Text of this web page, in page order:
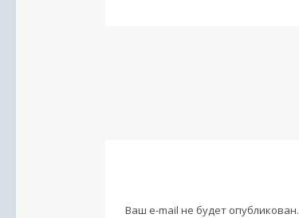
Ваш e-mail не будет опубликован.